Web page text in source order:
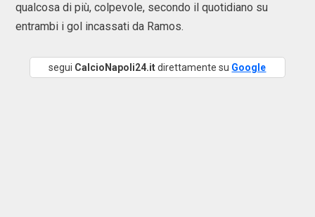
qualcosa di più, colpevole, secondo il quotidiano su
entrambi i gol incassati da Ramos.
segui CalcioNapoli24.itdirettamente su Google